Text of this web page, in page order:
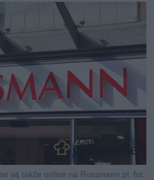
są także online na Rossmann.pl, fot.